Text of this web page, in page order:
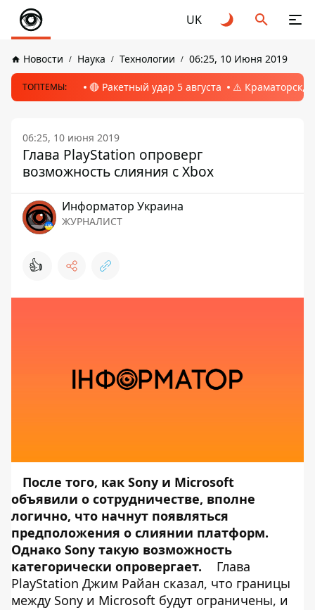
UK
Новости Наука Технологии 06:25, 10 Июня 2019
ТОПТЕМЫ: 🔴 Ракетный удар 5 августа ⚠️ Краматорск,
06:25, 10 июня 2019
Глава PlayStation опроверг
возможность слияния с Xbox
Информатор Украина
ЖУРНАЛИСТ
👍
После того, как Sony и Microsoft
объявили о сотрудничестве, вполне
логично, что начнут появляться
предположения о слиянии платформ.
Однако Sony такую возможность
категорически опровергает.
Глава
PlayStation Джим Райан сказал, что границы
между Sony и Microsoft будут ограничены, и